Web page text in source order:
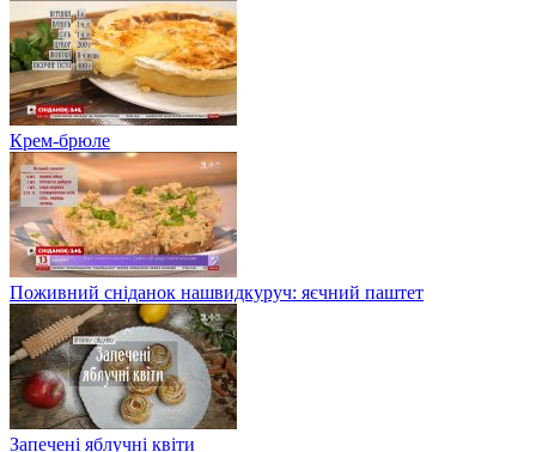
Крем-брюле
Поживний сніданок нашвидкуруч: яєчний паштет
Запечені яблучні квіти